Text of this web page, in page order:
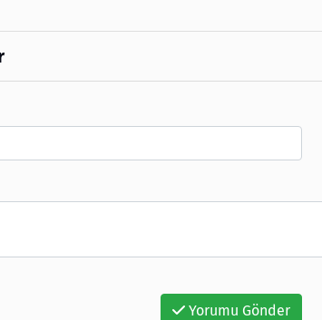
Yorumu Gönder